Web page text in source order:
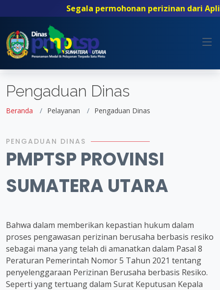
Segala permohonan perizinan dari
Pengaduan Dinas
Beranda Pelayanan Pengaduan Dinas
PENGADUAN DINAS
PMPTSP PROVINSI
SUMATERA UTARA
Bahwa dalam memberikan kepastian hukum dalam
proses pengawasan perizinan berusaha berbasis resiko
sebagai mana yang telah di amanatkan dalam Pasal 8
Peraturan Pemerintah Nomor 5 Tahun 2021 tentang
penyelenggaraan Perizinan Berusaha berbasis Resiko.
Seperti yang tertuang dalam Surat Keputusan Kepala